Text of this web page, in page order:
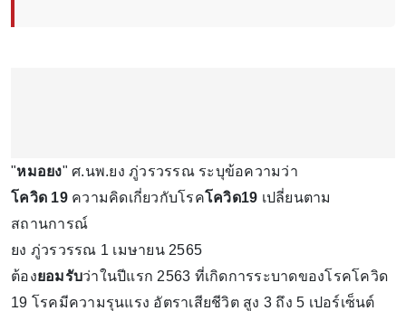
"หมอยง" ศ.นพ.ยง ภู่วรวรรณ ระบุข้อความว่า
โควิด 19 ความคิดเกี่ยวกับโรคโควิด19 เปลี่ยนตาม
สถานการณ์
ยง ภู่วรวรรณ 1 เมษายน 2565
ต้องยอมรับว่าในปีแรก 2563 ที่เกิดการระบาดของโรคโควิด
19 โรคมีความรุนแรง อัตราเสียชีวิต สูง 3 ถึง 5 เปอร์เซ็นต์